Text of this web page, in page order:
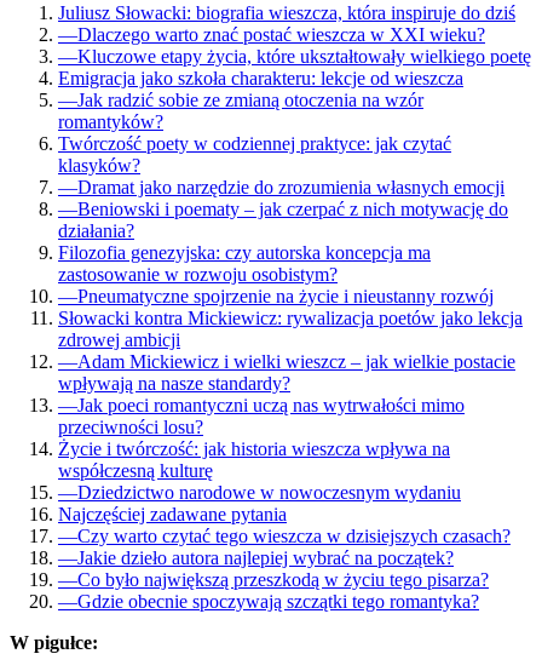
Juliusz Słowacki: biografia wieszcza, która inspiruje do dziś
—Dlaczego warto znać postać wieszcza w XXI wieku?
—Kluczowe etapy życia, które ukształtowały wielkiego poetę
Emigracja jako szkoła charakteru: lekcje od wieszcza
—Jak radzić sobie ze zmianą otoczenia na wzór
romantyków?
Twórczość poety w codziennej praktyce: jak czytać
klasyków?
—Dramat jako narzędzie do zrozumienia własnych emocji
—Beniowski i poematy – jak czerpać z nich motywację do
działania?
Filozofia genezyjska: czy autorska koncepcja ma
zastosowanie w rozwoju osobistym?
—Pneumatyczne spojrzenie na życie i nieustanny rozwój
Słowacki kontra Mickiewicz: rywalizacja poetów jako lekcja
zdrowej ambicji
—Adam Mickiewicz i wielki wieszcz – jak wielkie postacie
wpływają na nasze standardy?
—Jak poeci romantyczni uczą nas wytrwałości mimo
przeciwności losu?
Życie i twórczość: jak historia wieszcza wpływa na
współczesną kulturę
—Dziedzictwo narodowe w nowoczesnym wydaniu
Najczęściej zadawane pytania
—Czy warto czytać tego wieszcza w dzisiejszych czasach?
—Jakie dzieło autora najlepiej wybrać na początek?
—Co było największą przeszkodą w życiu tego pisarza?
—Gdzie obecnie spoczywają szczątki tego romantyka?
W pigułce: